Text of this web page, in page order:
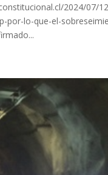
2024/07/
por-lo-que-el-